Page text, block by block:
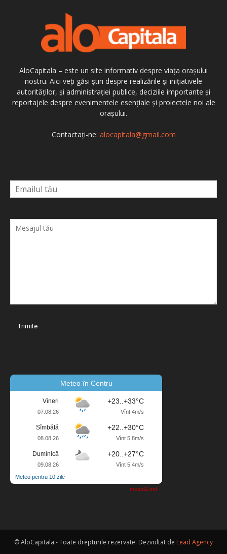
AloCapitala – este un site informativ despre viața orașului
nostru. Aici veți găsi știri despre realizările și inițiativele
autorităților, și administrației publice, deciziile importante și
reportajele despre evenimentele esențiale și proiectele noi ale
orașului.
Contactați-ne: alocapitala@gmail.com
Meteo în Centru
Vineri
07.08.26
+23..+33°C
Vînt 4m/s
Sîmbătă
08.08.26
+22..+30°C
Vînt 5.8m/s
Duminică
09.08.26
+20..+27°C
Vînt 5.4m/s
Meteo pentru 10 zile
meteo2.md
© AloCapitala - Toate drepturile rezervate. Dezvoltat de Lead Agency